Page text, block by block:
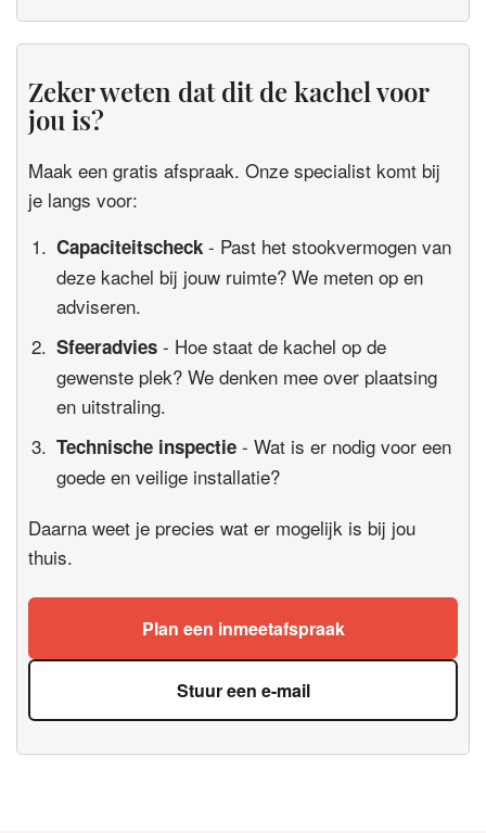
Zeker weten dat dit de kachel voor
jou is?
Maak een gratis afspraak. Onze specialist komt bij
je langs voor:
Capaciteitscheck - Past het stookvermogen van
deze kachel bij jouw ruimte? We meten op en
adviseren.
Sfeeradvies - Hoe staat de kachel op de
gewenste plek? We denken mee over plaatsing
en uitstraling.
Technische inspectie - Wat is er nodig voor een
goede en veilige installatie?
Daarna weet je precies wat er mogelijk is bij jou
thuis.
Plan een inmeetafspraak
Stuur een e-mail